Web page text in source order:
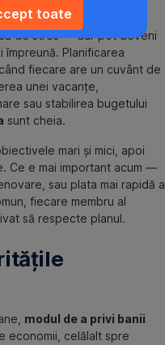
de stres — dar pot deveni
împreună. Planificarea
fiecare are un cuvânt de
unei vacanțe,
sau stabilirea bugetului
sunt cheia.
mari și mici, apoi
Ce e mai important acum —
sau plata mai rapidă a
fiecare membru al
să respecte planul.
modul de a privi banii
economii, celălalt spre
toate